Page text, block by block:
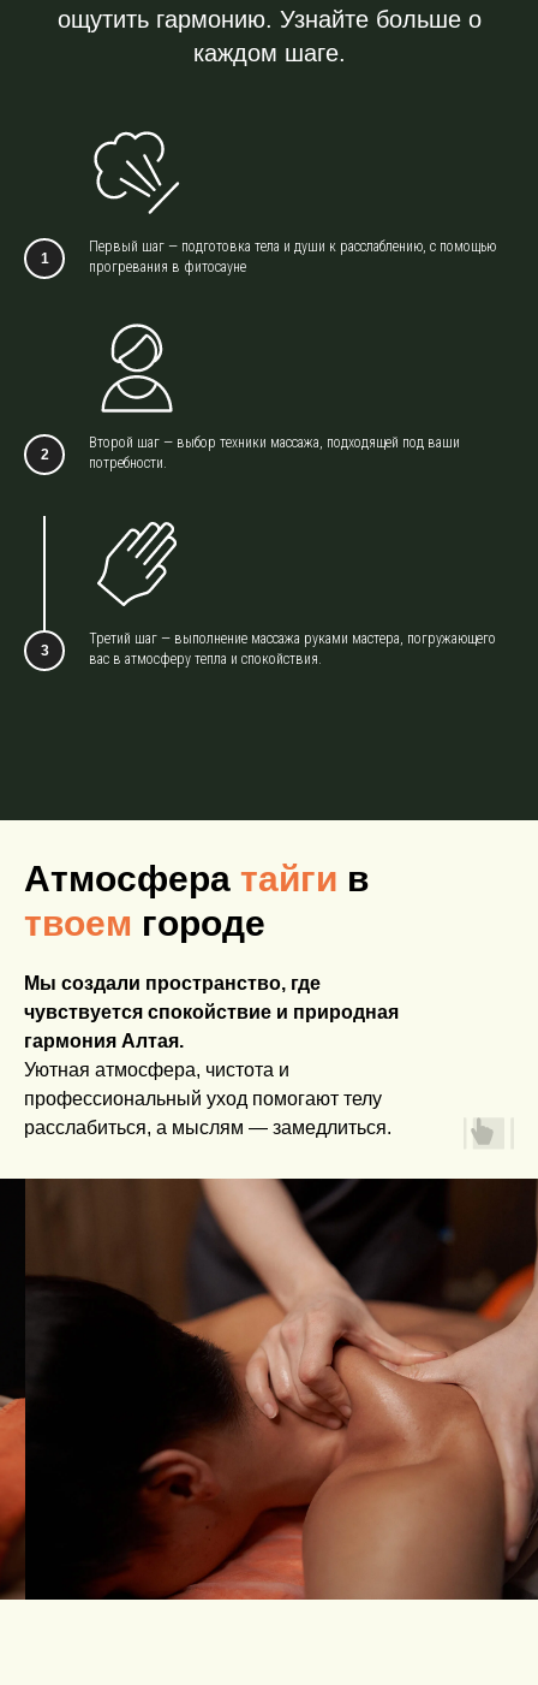
ощутить гармонию. Узнайте больше о
каждом шаге.
Первый шаг — подготовка тела и души к расслаблению, с помощью
прогревания в фитосауне
Второй шаг — выбор техники массажа, подходящей под ваши
потребности.
Третий шаг — выполнение массажа руками мастера, погружающего
вас в атмосферу тепла и спокойствия.
Атмосфера тайги в
твоем городе
Мы создали пространство, где
чувствуется спокойствие и природная
гармония Алтая.
Уютная атмосфера, чистота и
профессиональный уход помогают телу
расслабиться, а мыслям — замедлиться.